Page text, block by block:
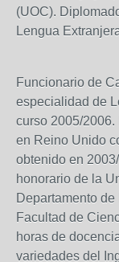
(UOC).
Lengua
Funcionario de
especialidad de
curso 2005/
en Reino Unido
obtenido en
honorario de la
Departamento
Facultad de
horas de
variedades del